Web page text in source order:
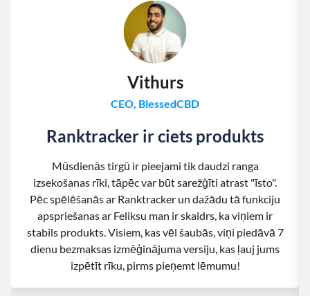
Vithurs
CEO, BlessedCBD
Ranktracker ir ciets produkts
Mūsdienās tirgū ir pieejami tik daudzi ranga
izsekošanas rīki, tāpēc var būt sarežģīti atrast "īsto".
Pēc spēlēšanās ar Ranktracker un dažādu tā funkciju
apspriešanas ar Feliksu man ir skaidrs, ka viņiem ir
stabils produkts. Visiem, kas vēl šaubās, viņi piedāvā 7
dienu bezmaksas izmēģinājuma versiju, kas ļauj jums
izpētīt rīku, pirms pieņemt lēmumu!